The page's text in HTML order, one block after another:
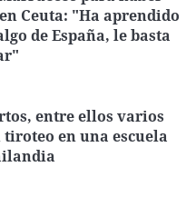
Ceuta: "Ha aprendido
de España, le basta
entre ellos varios
en una escuela